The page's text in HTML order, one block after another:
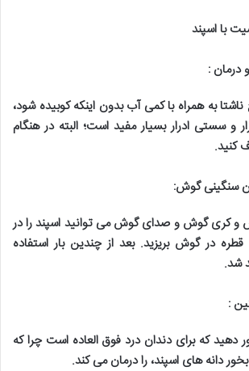
با اسپند
درمان :
به همراه با کمی آب بدون اینکه کوبیده شود،
و سستی ادرار بسیار مفید است؛ البته در هنگام
کنید.
سنگینی گوش:
و کری گوش و صدای گوش می توانید اسپند را در
آب و بجوشانید و 3 قطره در گوش بریزید. بعد از چندین بار استفاده
شد.
:
دهید که برای دندان درد فوق العاده است چرا که
دانه های اسپند، را درمان می کند.